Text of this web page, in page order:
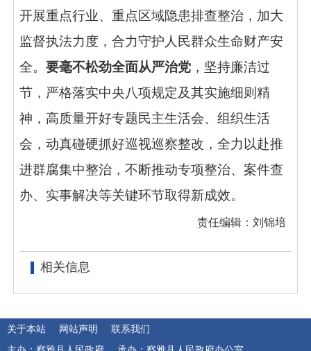
开展重点行业、重点区域隐患排查整治，加大
监督执法力度，合力守护人民群众生命财产安
全。 要毫不松劲全面从严治党，坚持廉洁过
节，严格落实中央八项规定及其实施细则精
神，高质量开好专题民主生活会、组织生活
会，动真碰硬抓好巡视巡察整改，全力以赴推
进群腐集中整治，不断推动专项整治、案件查
办、实事解决等关键环节取得新成效。
责任编辑：刘锦培
相关信息
关于本站 网站声明
联系我们